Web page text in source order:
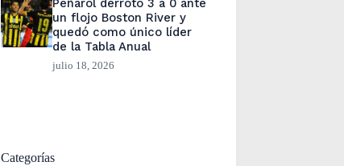
Peñarol derroto 3 a 0 ante
un flojo Boston River y
quedó como único líder
de la Tabla Anual
julio 18, 2026
Categorías